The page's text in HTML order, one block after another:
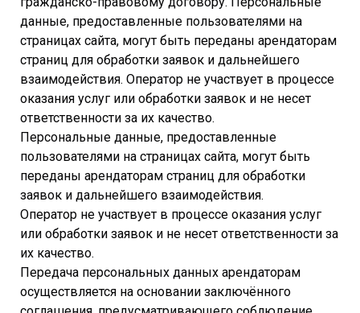
данные, предоставленные пользователями на
страницах сайта, могут быть переданы арендаторам
страниц для обработки заявок и дальнейшего
взаимодействия. Оператор не участвует в процессе
оказания услуг или обработки заявок и не несет
ответственности за их качество.
Персональные данные, предоставленные
пользователями на страницах сайта, могут быть
переданы арендаторам страниц для обработки
заявок и дальнейшего взаимодействия.
Оператор не участвует в процессе оказания услуг
или обработки заявок и не несет ответственности за
их качество.
Передача персональных данных арендаторам
осуществляется на основании заключённого